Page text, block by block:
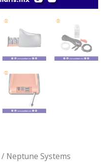
/ Neptune Systems